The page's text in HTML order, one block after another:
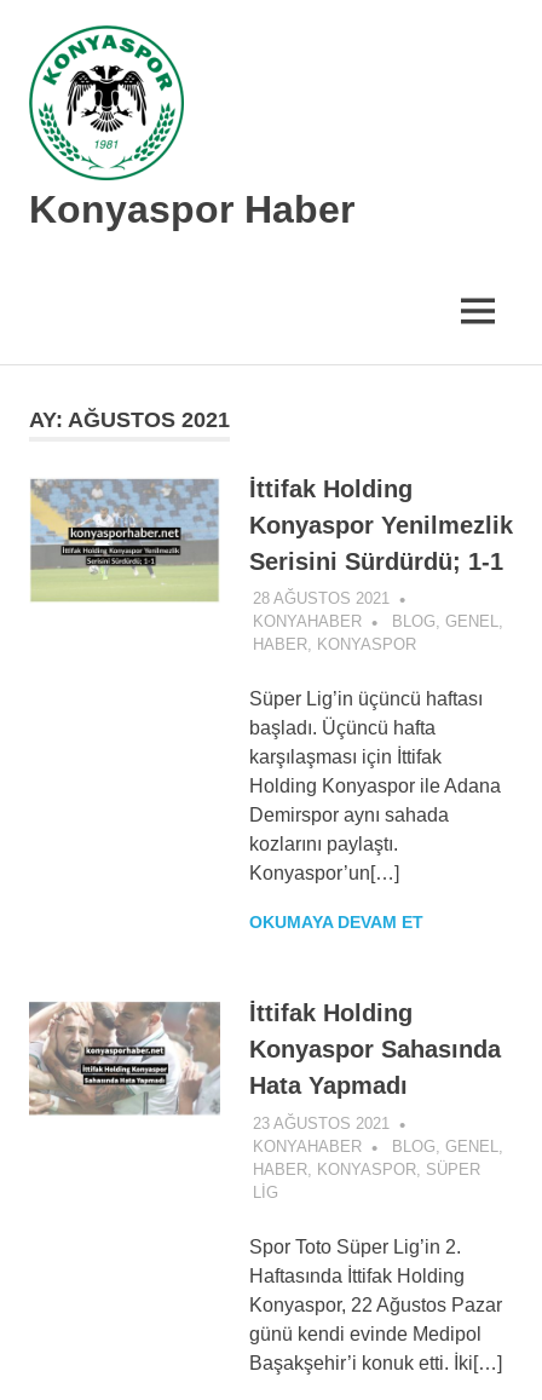
Konyaspor Haber
MENÜ
AY: AĞUSTOS 2021
İttifak Holding
Konyaspor Yenilmezlik
Serisini Sürdürdü; 1-1
28 AĞUSTOS 2021
KONYAHABER
BLOG, GENEL,
HABER, KONYASPOR
Süper Lig’in üçüncü haftası
başladı. Üçüncü hafta
karşılaşması için İttifak
Holding Konyaspor ile Adana
Demirspor aynı sahada
kozlarını paylaştı.
Konyaspor’un[…]
OKUMAYA DEVAM ET
İttifak Holding
Konyaspor Sahasında
Hata Yapmadı
23 AĞUSTOS 2021
KONYAHABER
BLOG GENEL
HABER, KONYASPOR, SÜPER
LIG
Spor Toto Süper Lig’in 2.
Haftasında İttifak Holding
Konyaspor, 22 Ağustos Pazar
günü kendi evinde Medipol
Başakşehir’i konuk etti. İki[…]